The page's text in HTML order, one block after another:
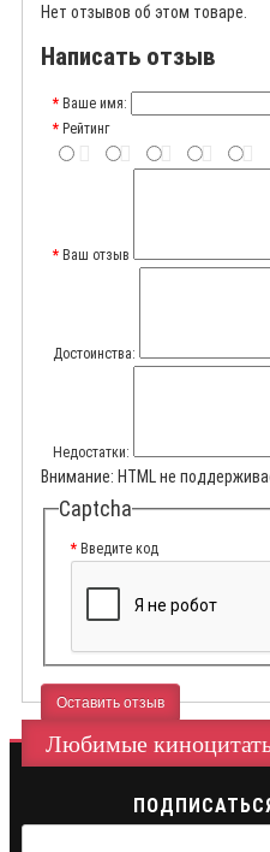
Нет отзывов об этом товаре.
Написать отзыв
Ваше имя:
Рейтинг
Ваш отзыв
Достоинства:
Недостатки:
Внимание: HTML не
Captcha
Введите код
Оставить отзыв
Любимые